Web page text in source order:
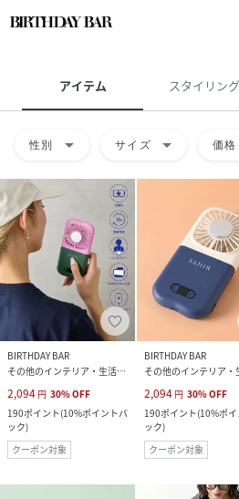
アイテム スタイリング
性別 arrow_drop_down サイズ arrow_drop_down 価格
BIRTHDAY BAR
その他のインテリア・生活雑貨
2,094 円 30%OFF
190ポイント(10%ポイントバ
ック)
クーポン対象
BIRTHDAY BAR
2,094 円 30%OFF
190ポイント(10%ポ
ック)
クーポン対象